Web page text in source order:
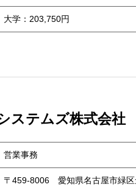
大学：203,750円
ステムズ株式会社
営業事務
〒459-8006 愛知県名古屋市緑区